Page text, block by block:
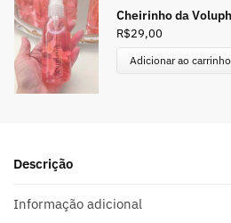
Cheirinho da
R$29,00
Adicionar ao carrinho
Descrição
Informação adicional